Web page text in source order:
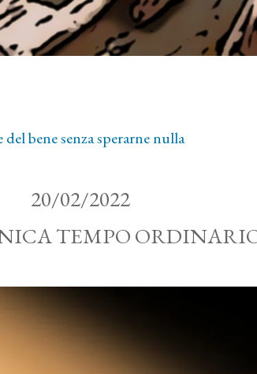
del bene senza sperarne nulla
20/02/2022
TEMPO